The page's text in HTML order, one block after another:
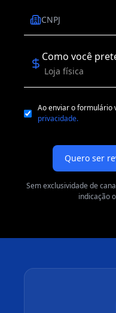
CNPJ
Qual sua
Como você
Ao enviar o formulário
privacidade.
Sem exclusividade de
indicação